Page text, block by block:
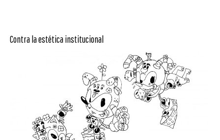
Contra la estética institucional